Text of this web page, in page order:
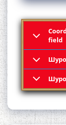
field
ШАРҲИ
АЗ
БО 4